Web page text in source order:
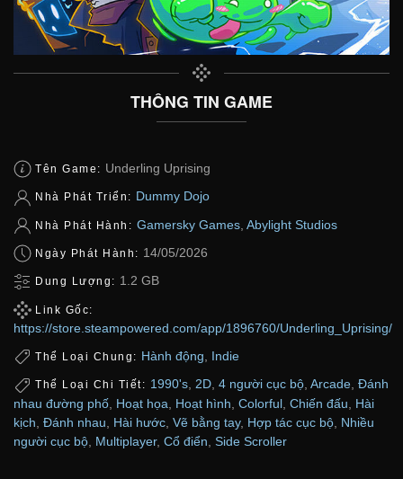
THÔNG TIN GAME
Tên Game: Underling Uprising
Nhà Phát Triển: Dummy Dojo
Nhà Phát Hành: Gamersky Games, Abylight Studios
Ngày Phát Hành: 14/05/2026
Dung Lượng: 1.2 GB
Link Gốc:
https://store.steampowered.com/app/1896760/Underling_Uprising/
Thể Loại Chung: Hành động Indie
Thể Loại Chi Tiết: 1990's, 2D, 4 người cục bộ, Arcade, Đánh
nhau đường phố Hoạt họa Hoạt hình Colorful Chiến đấu
Hài
kịch Đánh nhau Hài hước Vẽ bằng tay, Hợp tác cục bộ Nhiều
người cục bộ Multiplayer, Cổ điển Side Scroller